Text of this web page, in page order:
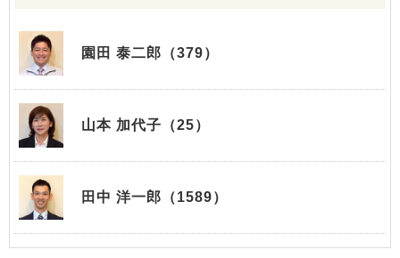
園田 泰二郎（379）
山本 加代子（25）
田中 洋一郎（1589）